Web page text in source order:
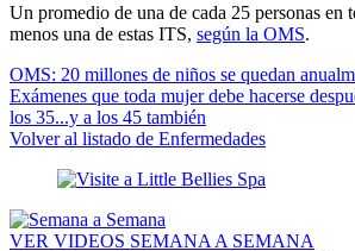
Un promedio de una de cada 25 personas en
menos una de estas ITS, según la OMS.
OMS: 20 millones de niños se quedan
Exámenes que toda mujer debe hacerse
los 35...y a los 45 también
Volver al listado de Enfermedades
VER VIDEOS SEMANA A SEMANA